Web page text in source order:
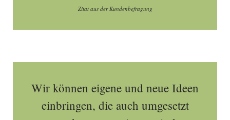
Zitat aus der Kundenbefragung
Wir können eigene und neue Ideen
einbringen, die auch umgesetzt